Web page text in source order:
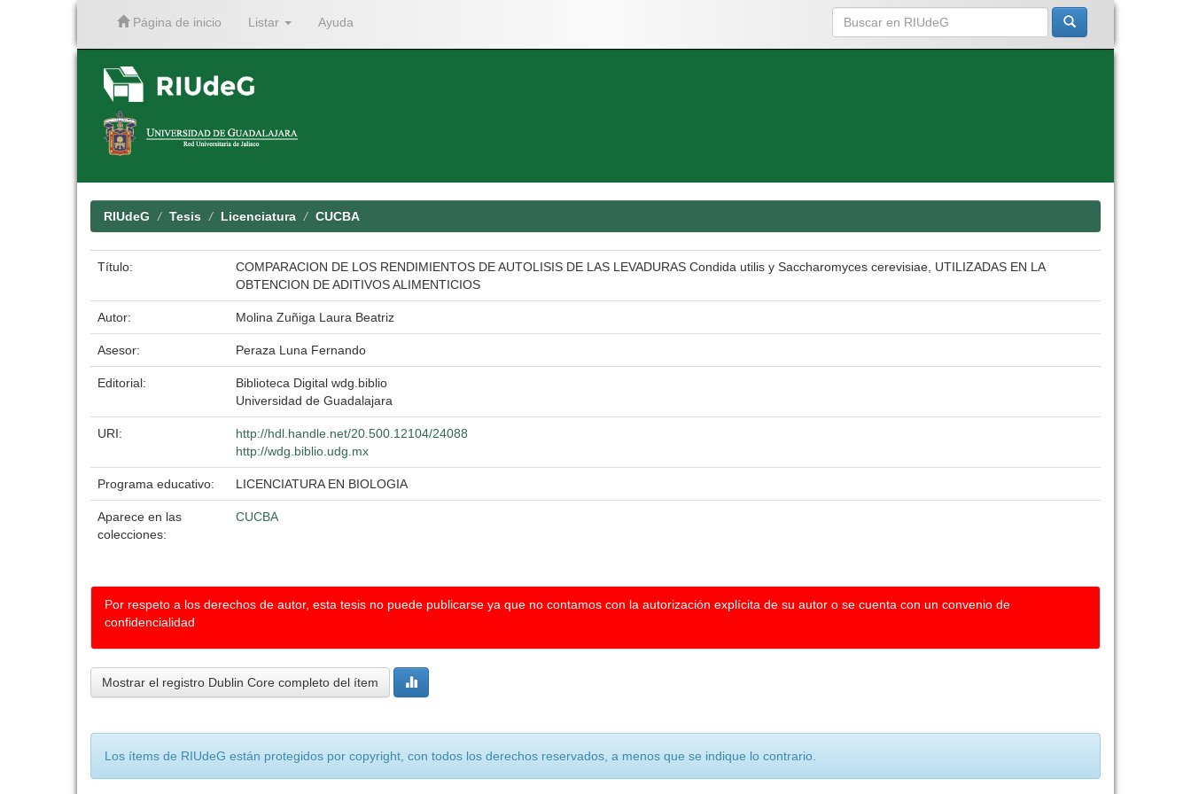
Página de inicio Listar Ayuda
RIUdeG Tesis Licenciatura CUCBA
Título:
COMPARACION DE LOS RENDIMIENTOS DE AUTOLISIS DE LAS LEVADURAS Condida utilis y Saccharomyces cerevisiae, UTILIZADAS EN LA
OBTENCION DE ADITIVOS ALIMENTICIOS
Autor: Molina Zuñiga Laura Beatriz
Asesor: Peraza Luna Fernando
Editorial:
Biblioteca Digital wdg.biblio
Universidad de Guadalajara
URI:
http://hdl.handle.net/20.500.12104/24088
http://wdg.biblio.udg.mx
Programa educativo: LICENCIATURA EN BIOLOGIA
Aparece en las
colecciones:
CUCBA
Por respeto a los derechos de autor, esta tesis no puede publicarse ya que no contamos con la autorización explícita de su autor o se cuenta con un convenio de
confidencialidad
Mostrar el registro Dublin Core completo del ítem
Los ítems de RIUdeG están protegidos por copyright, con todos los derechos reservados, a menos que se indique lo contrario.